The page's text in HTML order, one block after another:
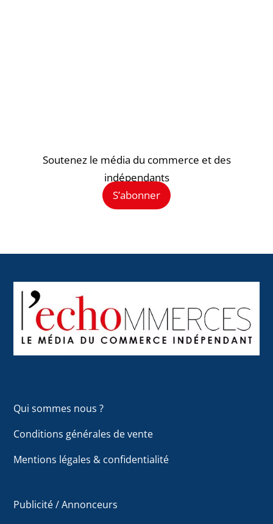
Soutenez le média du commerce et des
indépendants
S’abonner
To
Top
Qui sommes nous ?
Conditions générales de vente
Mentions légales & confidentialité
Publicité / Annonceurs